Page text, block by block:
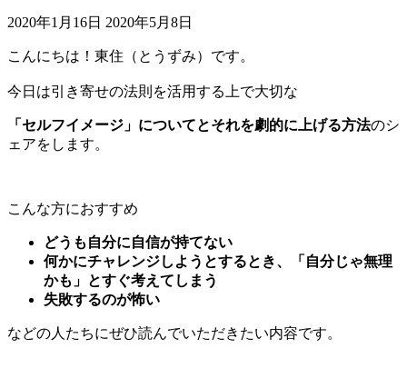
2020年1月16日 2020年5月8日
こんにちは！東住（とうずみ）です。
今日は引き寄せの法則を活用する上で大切な
「セルフイメージ」についてとそれを劇的に上げる方法のシ
ェアをします。
こんな方におすすめ
どうも自分に自信が持てない
何かにチャレンジしようとするとき、「自分じゃ無理
かも」とすぐ考えてしまう
失敗するのが怖い
などの人たちにぜひ読んでいただきたい内容です。